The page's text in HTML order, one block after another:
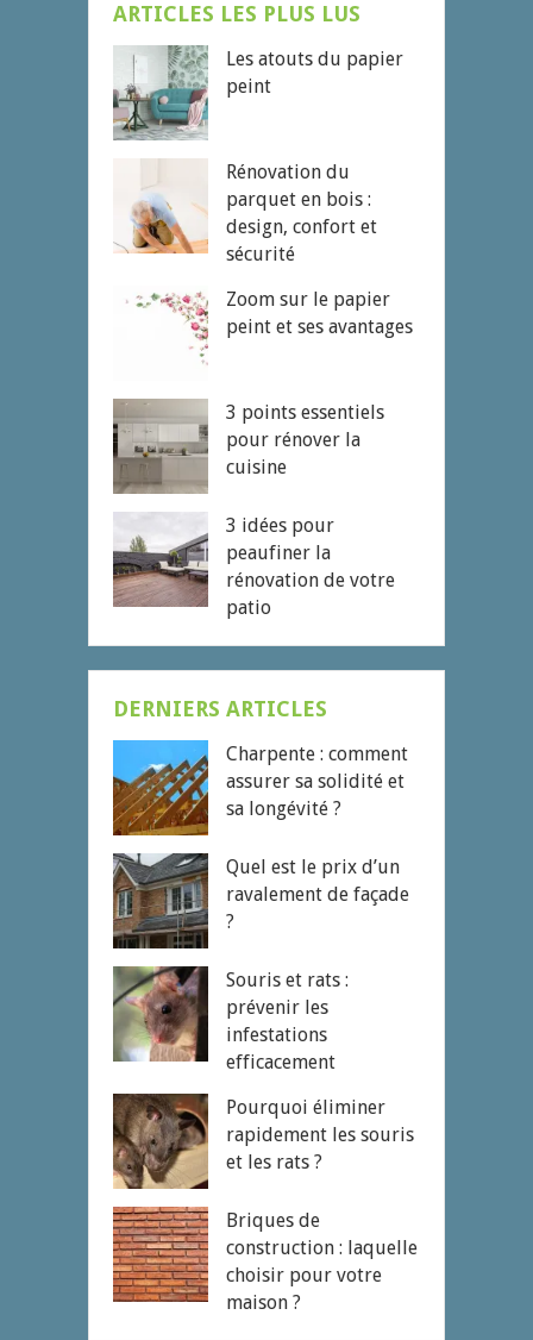
ARTICLES LES PLUS LUS
Les atouts du papier
peint
Rénovation du
parquet en bois :
design, confort et
sécurité
Zoom sur le papier
peint et ses avantages
3 points essentiels
pour rénover la
cuisine
3 idées pour
peaufiner la
rénovation de votre
patio
DERNIERS ARTICLES
Charpente : comment
assurer sa solidité et
sa longévité ?
Quel est le prix d’un
ravalement de façade
?
Souris et rats :
prévenir les
infestations
efficacement
Pourquoi éliminer
rapidement les souris
et les rats ?
Briques de
construction : laquelle
choisir pour votre
maison ?